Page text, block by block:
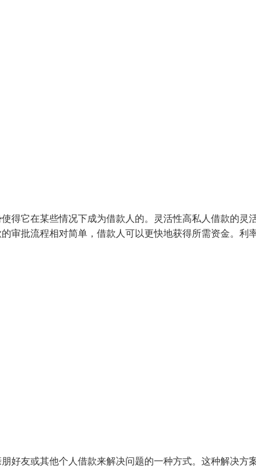
得它在某些情况下成为借款人的。灵活性高私人借款的灵
审批流程相对简单，借款人可以更快地获得所需资金。利
好友或其他个人借款来解决问题的一种方式。这种解决方